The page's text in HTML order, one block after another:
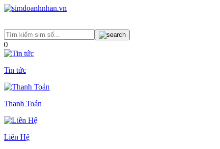
0
Tin tức
Thanh Toán
Liên Hệ